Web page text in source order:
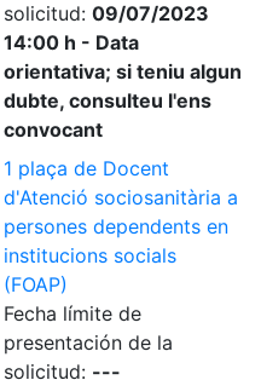
solicitud: 09/07/2023
14:00 h - Data
orientativa; si teniu algun
dubte, consulteu l'ens
convocant
1 plaça de Docent
d'Atenció sociosanitària a
persones dependents en
institucions socials
(FOAP)
Fecha límite de
presentación de la
solicitud: ---